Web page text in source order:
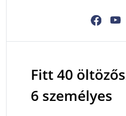
Fitt 40
6 személyes